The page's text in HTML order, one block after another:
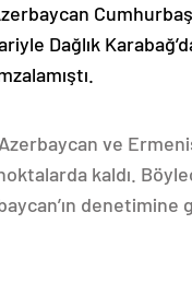
Dağlık
ve
kaldı.
denetimine